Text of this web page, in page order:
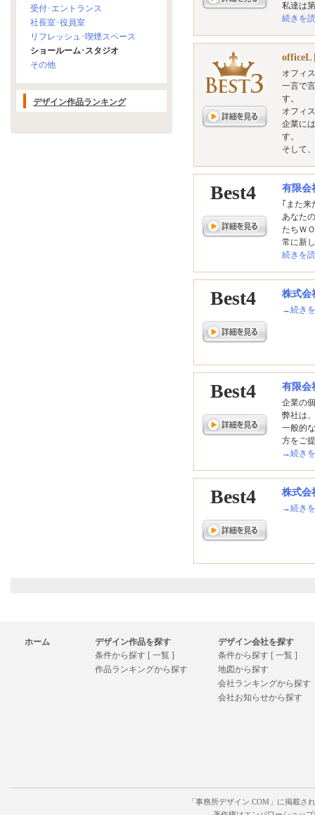
受付･エントランス
社長室･役員室
リフレッシュ･喫煙スペース
ショールーム･スタジオ
その他
デザイン作品ランキング
私達は
続きを
officeL
オフィ
一言で
す。
オフィ
企業に
す。
そして
Best4 有限会
｢また来
あなた
たちＷ
常に新
続きを
Best4 株式会
→続き
Best4 有限会
企業の
弊社は
一般的
方をご
→続き
Best4 株式
→続き
ホーム
デザイン作品を探す
条件から探す [ 一覧 ]
作品ランキングから探す
デザイン会社を探す
条件から探す [ 一覧 ]
地図から探す
会社ランキングから探す
会社お知らせから探す
「事務所デザイン.COM」に掲載さ